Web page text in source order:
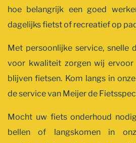
hoe belangrijk een goed
dagelijks fietst of recreatief op
Met persoonlijke service, snelle
voor kwaliteit zorgen wij
blijven fietsen. Kom langs in
de service van Meijer de
Mocht uw fiets onderhoud
bellen of langskomen in